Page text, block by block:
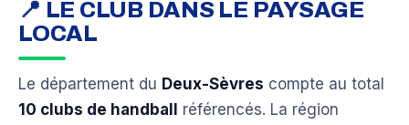
📍 LE CLUB DANS LE PAYSAGE
LOCAL
Le département du Deux-Sèvres compte au total
10 clubs de handball
référencés. La région